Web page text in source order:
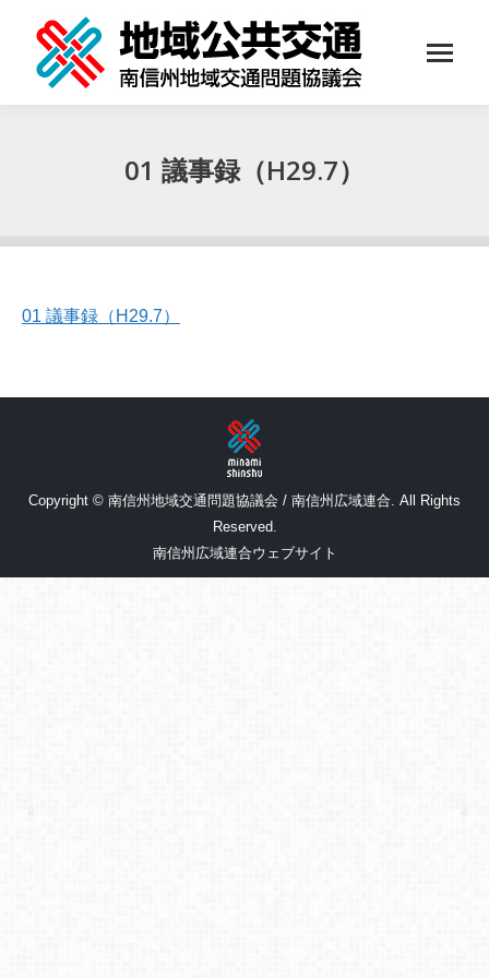
01 議事録（H29.7）
01 議事録（H29.7）
Copyright © 南信州地域交通問題協議会 / 南信州広域連合. All Rights
Reserved.
南信州広域連合ウェブサイト